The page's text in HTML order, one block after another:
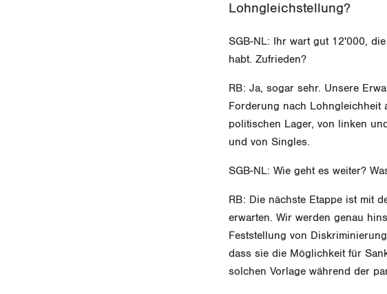
Lohngleichstellung?
SGB-NL: Ihr wart gut 12'000,
habt. Zufrieden?
RB: Ja, sogar sehr. Unsere
Forderung nach Lohngleichheit
politischen Lager, von linken
und von Singles.
SGB-NL: Wie geht es weiter?
RB: Die nächste Etappe ist mit
erwarten. Wir werden genau
Feststellung von
dass sie die Möglichkeit für
solchen Vorlage während der